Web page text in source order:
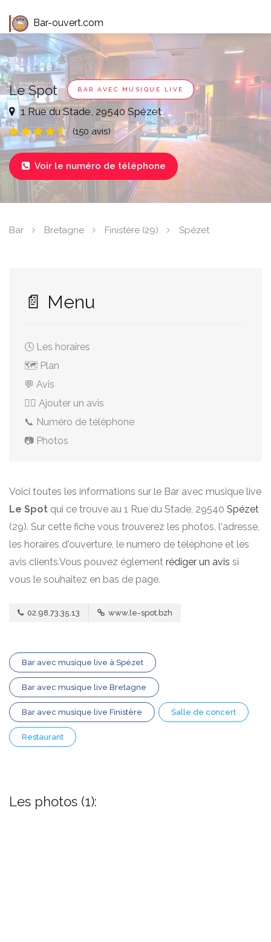
Bar-ouvert.com
Le Spot BAR AVEC MUSIQUE LIVE
1 Rue du Stade, 29540 Spézet
(150 avis)
 Voir le numéro de téléphone
Bar Bretagne Finistère (29) Spézet
📄 Menu
🕓 Les horaires
🗺️ Plan
💬 Avis
✍🏻 Ajouter un avis
📞 Numéro de téléphone
📷 Photos
Voici toutes les informations sur le Bar avec musique live
Le Spot qui ce trouve au 1 Rue du Stade, 29540 Spézet
(29). Sur cette fiche vous trouverez les photos, l'adresse,
les horaires d'ouverture, le numero de téléphone et les
avis clients.Vous pouvez églement rédiger un avis si
vous le souhaitez en bas de page.
02.98.73.35.13 www.le-spot.bzh
Bar avec musique live à Spézet
Bar avec musique live Bretagne
Bar avec musique live Finistère Salle de concert
Restaurant
Les photos (1):